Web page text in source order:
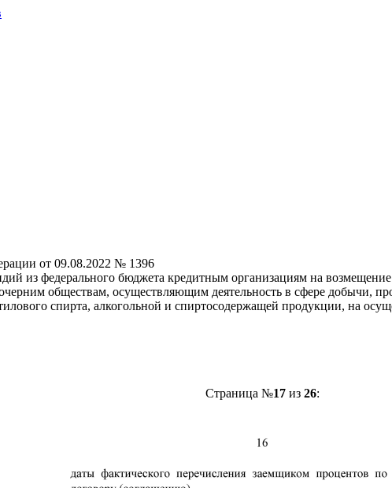
от 09.08.2022 № 1396
из федерального бюджета кредитным организациям на
обществам, осуществляющим деятельность в сфере добычи,
спирта, алкогольной и спиртосодержащей продукции, на
Страница №17из 26: